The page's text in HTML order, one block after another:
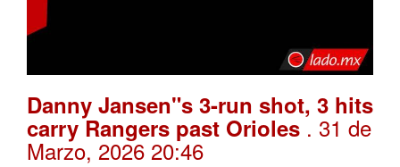
Danny Jansen"s 3-run shot, 3 hits
carry Rangers past Orioles. 31 de
Marzo, 2026 20:46